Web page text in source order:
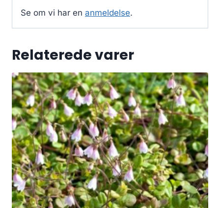
Se om vi har en anmeldelse.
Relaterede varer